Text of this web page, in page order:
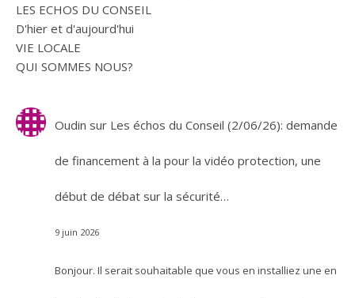
LES ECHOS DU CONSEIL
D'hier et d'aujourd'hui
VIE LOCALE
QUI SOMMES NOUS?
Oudin sur Les échos du Conseil (2/06/26): demande
de financement à la pour la vidéo protection, une
début de débat sur la sécurité…
9 juin 2026
Bonjour. Il serait souhaitable que vous en installiez une en